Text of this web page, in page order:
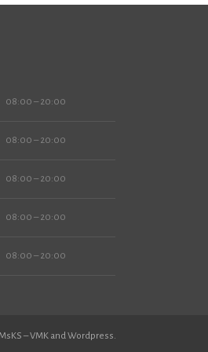
08:00 – 20:00
08:00 – 20:00
08:00 – 20:00
08:00 – 20:00
08:00 – 20:00
– VMK and Wordpress.